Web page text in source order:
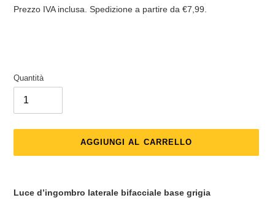
di
Prezzo IVA inclusa. Spedizione a partire da €7,99.
Quantità
AGGIUNGI AL CARRELLO
prodotto
Luce d’ingombro laterale bifacciale base grigia